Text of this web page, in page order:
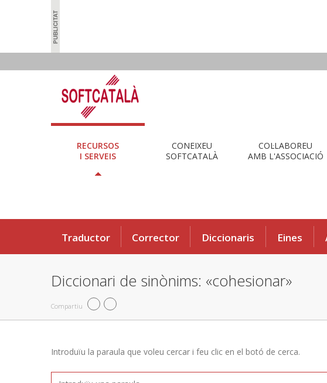
RECURSOS
I SERVEIS
CONEIXEU
SOFTCATALÀ
COL·LABOREU
AMB L'ASSOCIACIÓ
Traductor Corrector Diccionaris Eines
Diccionari de sinònims: «cohesionar»
Compartiu
Introduïu la paraula que voleu cercar i feu clic en el botó de cerca.